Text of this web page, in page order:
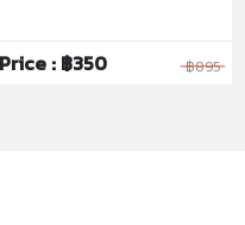
Price : ฿350 ฿895